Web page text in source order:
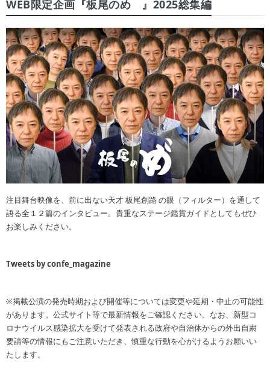
WEB限定企画『板尾のめ゙』2025総集編
注目舞台映像を、前に出ない天才 板尾創路 の眼（フィルター）を通して
語る全１２篇のインタビュー。貴重なステージ鑑賞ガイドとしてもぜひ
お楽しみください。
Tweets by confe_magazine
※掲載公演の発売時期および開催等については変更や延期・中止の可能性
があります。公式サイト等で最新情報をご確認ください。なお、新型コ
ロナウイルス感染拡大を受けて発表される政府や自治体からの外出自粛
要請等の情報にもご注意いただき、慎重な行動を心がけるようお願いい
たします。